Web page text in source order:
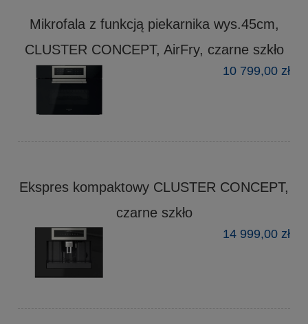
Mikrofala z funkcją piekarnika wys.45cm,
CLUSTER CONCEPT, AirFry, czarne szkło
10 799,00 zł
Ekspres kompaktowy CLUSTER CONCEPT,
czarne szkło
14 999,00 zł